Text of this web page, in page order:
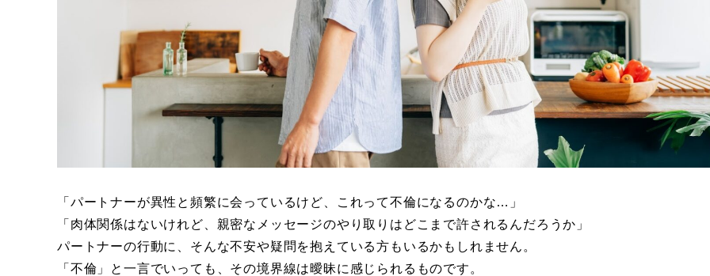
「パートナーが異性と頻繁に会っているけど、これって不倫になるのかな…」
「肉体関係はないけれど、親密なメッセージのやり取りはどこまで許されるんだろうか」
パートナーの行動に、そんな不安や疑問を抱えている方もいるかもしれません。
「不倫」と一言でいっても、その境界線は曖昧に感じられるものです。